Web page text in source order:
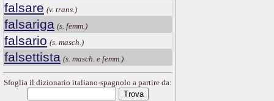
falsare (v. trans.)
falsariga (s. femm.)
falsario (s. masch.)
falsettista (s. masch. e femm.)
Sfoglia il dizionario italiano-spagnolo a partire da: